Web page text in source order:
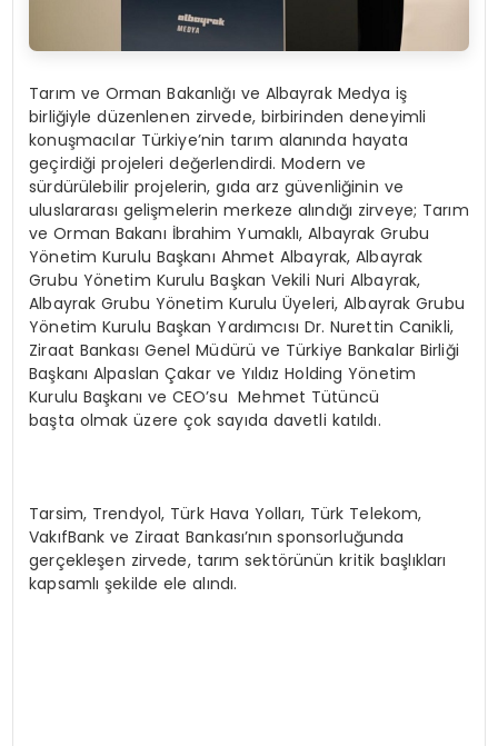
Tarım ve Orman Bakanlığı ve Albayrak Medya iş
birliğiyle düzenlenen zirvede, birbirinden deneyimli
konuşmacılar Türkiye’nin tarım alanında hayata
geçirdiği projeleri değerlendirdi. Modern ve
sürdürülebilir projelerin, gıda arz güvenliğinin ve
uluslararası gelişmelerin merkeze alındığı zirveye; Tarım
ve Orman Bakanı İbrahim Yumaklı, Albayrak Grubu
Yönetim Kurulu Başkanı Ahmet Albayrak, Albayrak
Grubu Yönetim Kurulu Başkan Vekili Nuri Albayrak,
Albayrak Grubu Yönetim Kurulu Üyeleri, Albayrak Grubu
Yönetim Kurulu Başkan Yardımcısı Dr. Nurettin Canikli,
Ziraat Bankası Genel Müdürü ve Türkiye Bankalar Birliği
Başkanı Alpaslan Çakar ve Yıldız Holding Yönetim
Kurulu Başkanı ve CEO’su Mehmet Tütüncü
başta olmak üzere çok sayıda davetli katıldı.
Tarsim, Trendyol, Türk Hava Yolları, Türk Telekom,
VakıfBank ve Ziraat Bankası’nın sponsorluğunda
gerçekleşen zirvede, tarım sektörünün kritik başlıkları
kapsamlı şekilde ele alındı.